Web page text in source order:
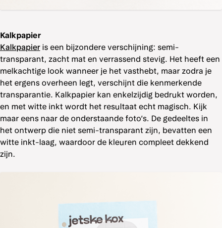
Kalkpapier
Kalkpapier is een bijzondere verschijning: semi-
transparant, zacht mat en verrassend stevig. Het heeft een
melkachtige look wanneer je het vasthebt, maar zodra je
het ergens overheen legt, verschijnt die kenmerkende
transparantie. Kalkpapier kan enkelzijdig bedrukt worden,
en met witte inkt wordt het resultaat echt magisch. Kijk
maar eens naar de onderstaande foto’s. De gedeeltes in
het ontwerp die niet semi-transparant zijn, bevatten een
witte inkt-laag, waardoor de kleuren compleet dekkend
zijn.